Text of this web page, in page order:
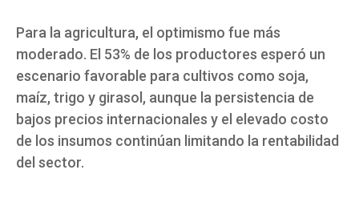
Para la agricultura, el optimismo fue más
moderado. El 53% de los productores esperó un
escenario favorable para cultivos como soja,
maíz, trigo y girasol, aunque la persistencia de
bajos precios internacionales y el elevado costo
de los insumos continúan limitando la rentabilidad
del sector.